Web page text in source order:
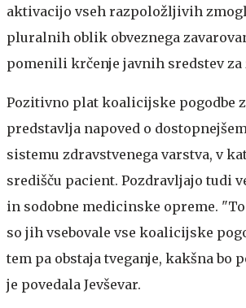
aktivacijo vseh razpoložljivih
pluralnih oblik obveznega
pomenili krčenje javnih sredstev za
Pozitivno plat koalicijske pogodbe
predstavlja napoved o
sistemu zdravstvenega varstva, v
središču pacient. Pozdravljajo tudi
in sodobne medicinske opreme.
so jih vsebovale vse koalicijske
tem pa obstaja tveganje, kakšna bo
je povedala Jevševar.